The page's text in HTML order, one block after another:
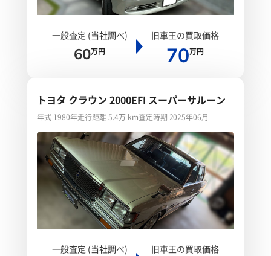
一般査定 (当社調べ)
60万円
旧車王の買取価格
70万円
トヨタ クラウン 2000EFI スーパーサルーン
年式 1980年走行距離 5.4万 km査定時期 2025年06月
一般査定 (当社調べ) 旧車王の買取価格